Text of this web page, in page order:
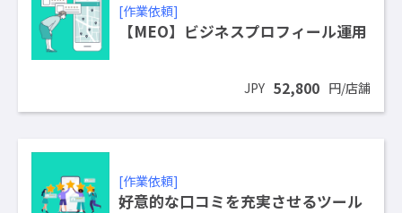
[作業依頼]
【MEO】ビジネスプロフィール運用
JPY 52,800 円/店舗
[作業依頼]
好意的な口コミを充実させるツール